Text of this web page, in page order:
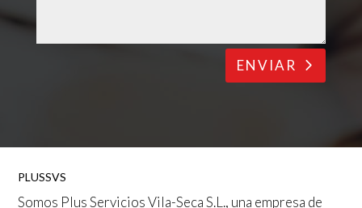
ENVIAR
PLUSSVS
Somos Plus Servicios Vila-Seca S.L., una empresa de